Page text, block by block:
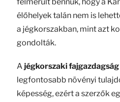
élőhelyek talán nem is
a jégkorszakban, mint azt
gondolták.
A jégkorszaki fajgazdagság
legfontosabb növényi
képesség, ezért a szerzők